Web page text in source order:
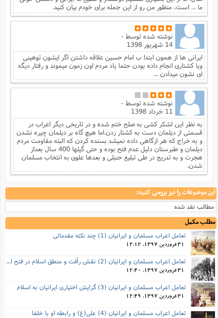
ما ... است، منظور من رو از این جمله برای خودم بیان کنید.
نوشته شده توسط-
14 شهریور 1398
ایرانی ها از همون ابتدا ب امام حسین علاقه داشتن اگر ایشون توهینی
ویا کشتاری انجام داده بودن حتما یاد مردم اون زمون میموند و رفتار دیگه
ای نشون میدادن ...
نوشته شده توسط-
11 خرداد 1398
به نظر این لشکر کشی به صلح ختم شده و در تاریخی دیگر اعراب در
قسمتی از دیلمان دست به کشتار زدن.اما هیچ گاه بر دیلمان چیره نشدن
و به خراج که هر ازگاهی داده نمیشد بسنده کردن که البته مقاومت مردم
دیلمان و طبرستان دلیل عدم فتح بوده و حتی گیلها 400 سال بعداز
هجرت و به تدریج در طی تبلیغ حنبلی و بعدها علوی به انتخاب مسلمان
شدن.
این موضوعات را نیز بررسی کنید:
مطالب نقد شده
مطلب مکمل
تعامل اعراب مسلمان و ایرانیان (1) چند نکته مقدماتی
31 فروردین 1397, 12:12
تعامل اعراب مسلمان و ایرانیان (2) نقش رأفت و منطق اسلام در فتح ایران
31 فروردین 1397, 12:40
تعامل اعراب مسلمان و ایرانیان (3) گرایش اختیاری ایرانیان به اسلام
31 فروردین 1397, 12:49
تعامل اعراب مسلمان و ایرانیان (4) علی(ع) و رابطه او با خلفا